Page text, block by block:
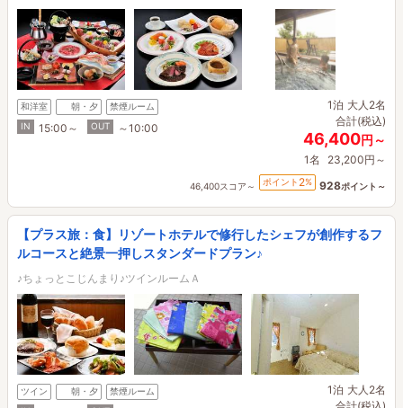
和洋室 朝・夕
禁煙ルーム
IN
15:00～ OUT ～10:00
1泊 大人2名
合計(税込)
46,400円～
1名 23,200円～
46,400スコア～ ポイント 2% 928ポイント～
【プラス旅：食】リゾートホテルで修行したシェフが創作するフ
ルコースと絶景一押しスタンダードプラン♪
♪ちょっとこじんまり♪ツインルームＡ
ツイン 朝・夕
禁煙ルーム
1泊 大人2名